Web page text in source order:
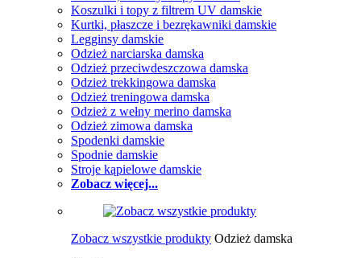
Koszulki i topy z filtrem UV damskie
Kurtki, płaszcze i bezrękawniki damskie
Legginsy damskie
Odzież narciarska damska
Odzież przeciwdeszczowa damska
Odzież trekkingowa damska
Odzież treningowa damska
Odzież z wełny merino damska
Odzież zimowa damska
Spodenki damskie
Spodnie damskie
Stroje kąpielowe damskie
Zobacz więcej...
Zobacz wszystkie produkty Odzież damska